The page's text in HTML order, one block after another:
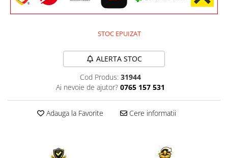
Comode si Bufete
Biblioteci si Rafturi
STOC EPUIZAT
ALERTA STOC
Cod Produs: 31944
Ai nevoie de ajutor? 0765 157 531
Adauga la Favorite Cere informatii